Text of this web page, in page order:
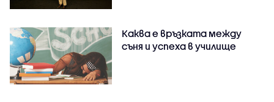
Каква е връзката между
съня и успеха в училище